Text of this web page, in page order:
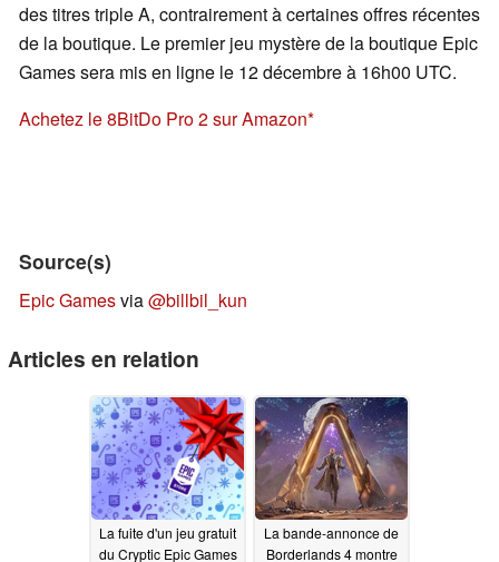
des titres triple A, contrairement à certaines offres récentes
de la boutique. Le premier jeu mystère de la boutique Epic
Games sera mis en ligne le 12 décembre à 16h00 UTC.
Achetez le 8BitDo Pro 2 sur Amazon
Source(s)
Epic Gamesvia@billbil_kun
Articles en relation
La fuite d'un jeu gratuit
du Cryptic Epic Games
La bande-annonce de
Borderlands 4 montre